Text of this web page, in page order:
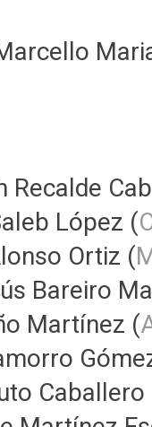
Recalde
López (
Ortiz (
Bareiro
Martínez (
Caballero